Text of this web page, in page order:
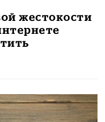
жестокости